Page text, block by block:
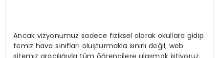
Ancak vizyonumuz sadece fiziksel olarak okullara gidip
temiz hava sınıfları oluşturmakla sınırlı değil; web
sitemiz aracılığıyla tüm öğrencilere ulaşmak istiyoruz.